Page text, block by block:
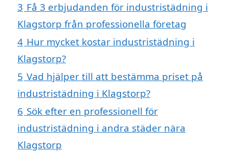
3 Få 3 erbjudanden för industristädning i
Klagstorp från professionella företag
4 Hur mycket kostar industristädning i
Klagstorp?
5 Vad hjälper till att bestämma priset på
industristädning i Klagstorp?
6 Sök efter en professionell för
industristädning i andra städer nära
Klagstorp